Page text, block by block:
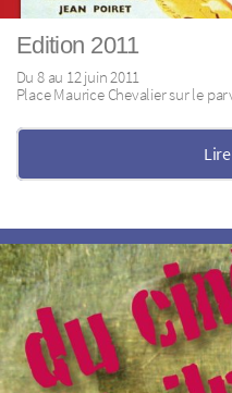
Edition 2011
Du 8 au 12 juin 2011
Place Maurice Chevalier sur le